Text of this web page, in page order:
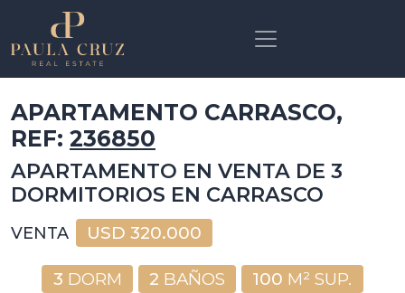
APARTAMENTO CARRASCO,
REF: 236850
APARTAMENTO EN VENTA DE 3
DORMITORIOS EN CARRASCO
VENTA USD 320.000
3 DORM 2 BAÑOS 100 M² SUP.